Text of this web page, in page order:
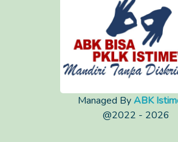
Managed ByABK
@2022 - 2026